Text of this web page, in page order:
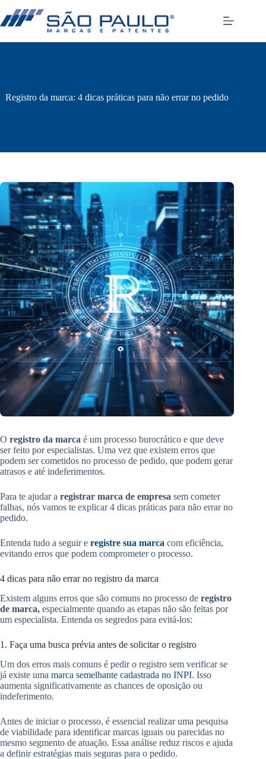
para
o
Registro da marca: 4 dicas práticas para não errar no pedido
O registro da marca é um processo burocrático e que deve
ser feito por especialistas. Uma vez que existem erros que
podem ser cometidos no processo de pedido, que podem gerar
atrasos e até indeferimentos.
Para te ajudar a registrar marca de empresa sem cometer
falhas, nós vamos te explicar 4 dicas práticas para não errar no
pedido.
Entenda tudo a seguir e registre sua marca com eficiência,
evitando erros que podem comprometer o processo.
4 dicas para não errar no registro da marca
Existem alguns erros que são comuns no processo de registro
de marca, especialmente quando as etapas não são feitas por
um especialista. Entenda os segredos para evitá-los:
1. Faça uma busca prévia antes de solicitar o registro
Um dos erros mais comuns é pedir o registro sem verificar se
já existe uma marca semelhante cadastrada no INPI. Isso
aumenta significativamente as chances de oposição ou
indeferimento.
Antes de iniciar o processo, é essencial realizar uma pesquisa
de viabilidade para identificar marcas iguais ou parecidas no
mesmo segmento de atuação. Essa análise reduz riscos e ajuda
a definir estratégias mais seguras para o pedido.